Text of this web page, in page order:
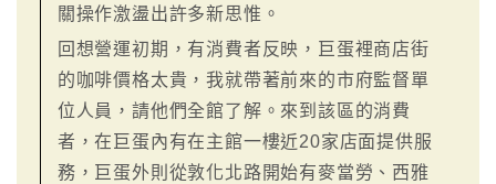
關操作激盪出許多新思惟。
回想營運初期，有消費者反映，巨蛋裡商店街
的咖啡價格太貴，我就帶著前來的市府監督單
位人員，請他們全館了解。來到該區的消費
者，在巨蛋內有在主館一樓近20家店面提供服
務，巨蛋外則從敦化北路開始有麥當勞、西雅